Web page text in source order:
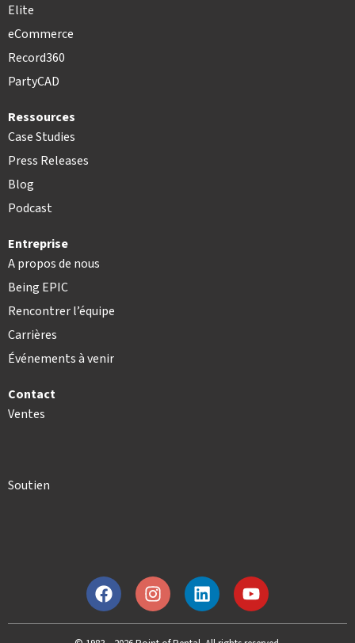
Elite
eCommerce
Record360
PartyCAD
Ressources
Case Studies
Press Releases
Blog
Podcast
Entreprise
A propos de nous
Being EPIC
Rencontrer l’équipe
Carrières
Événements à venir
Contact
Ventes
Soutien